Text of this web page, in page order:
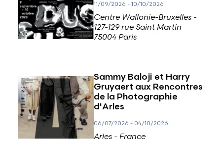
11/09/2026 -10/10/2026
Centre Wallonie-Bruxelles -
127-129 rue Saint Martin
75004 Paris
Sammy Baloji et Harry
Gruyaert aux Rencontres
de la Photographie
d'Arles
06/07/2026 - 04/10/2026
Arles - France